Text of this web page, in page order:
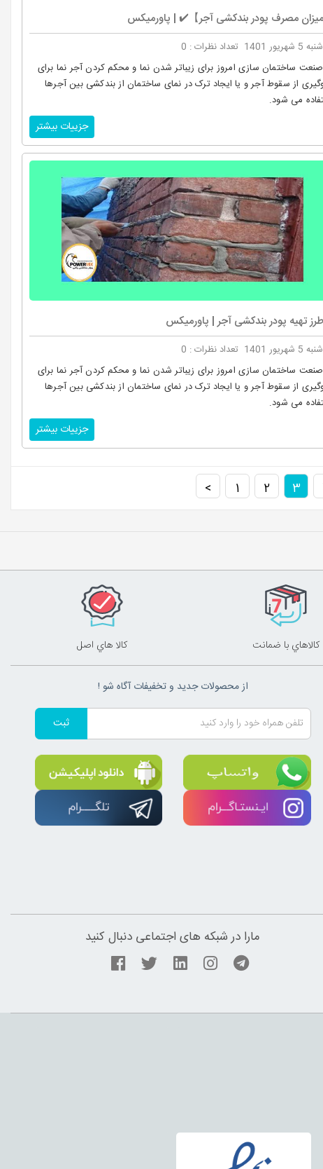
میزان مصرف پودر بندکشی آجر】✔️ | پاورمیکس
شنبه 5 شهریور 1401
تعداد نظرات : 0
ساختمان سازی امروز برای زیباتر شدن نما و محکم کردن آجر نما برای
از سقوط آجر و یا ایجاد ترک در نمای ساختمان از بندکشی بین آجرها
می شود.
جزییات بیشتر
تهیه پودر بندکشی آجر | پاورمیکس
شنبه 5 شهریور 1401
تعداد نظرات : 0
ساختمان سازی امروز برای زیباتر شدن نما و محکم کردن آجر نما برای
از سقوط آجر و یا ایجاد ترک در نمای ساختمان از بندکشی بین آجرها
می شود.
جزییات بیشتر
> 1 2 3
کالاهاي با ضمانت کالا هاي اصل
از محصولات جدید و تخفیفات آگاه شو !
ثبت
مارا در شبکه های اجتماعی دنبال کنید